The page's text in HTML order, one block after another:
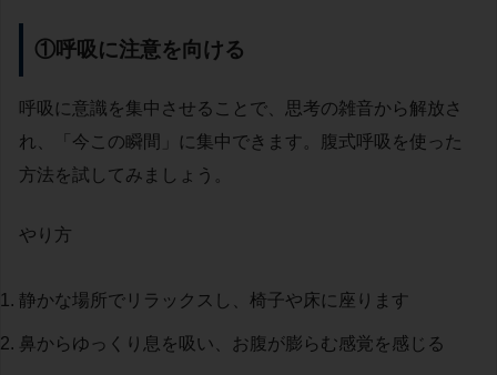
①呼吸に注意を向ける
呼吸に意識を集中させることで、思考の雑音から解放さ
れ、「今この瞬間」に集中できます。腹式呼吸を使った
方法を試してみましょう。
やり方
静かな場所でリラックスし、椅子や床に座ります
鼻からゆっくり息を吸い、お腹が膨らむ感覚を感じる